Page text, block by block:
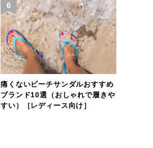
6
痛くないビーチサンダルおすすめ
ブランド10選（おしゃれで履きや
すい）［レディース向け］